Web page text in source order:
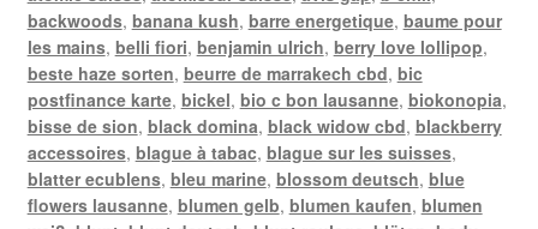
backwoods, banana kush, barre energetique, baume pour
les mains, belli fiori, benjamin ulrich, berry love lollipop,
beste haze sorten, beurre de marrakech cbd, bic
postfinance karte, bickel, bio c bon lausanne, biokonopia,
bisse de sion, black domina, black widow cbd, blackberry
accessoires, blague à tabac, blague sur les suisses,
blatter ecublens, bleu marine, blossom deutsch, blue
flowers lausanne, blumen gelb, blumen kaufen, blumen